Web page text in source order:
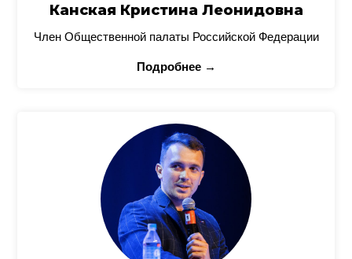
Канская Кристина Леонидовна
Член Общественной палаты Российской Федерации
Подробнее →